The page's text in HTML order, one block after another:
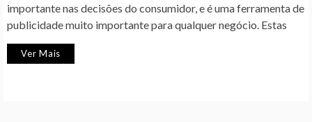
importante nas decisões do consumidor, e é uma ferramenta de
publicidade muito importante para qualquer negócio. Estas
Ver Mais